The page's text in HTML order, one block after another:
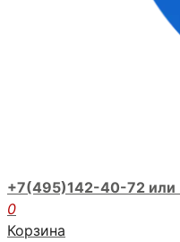
+7(495)142-40-72 или
0
Корзина